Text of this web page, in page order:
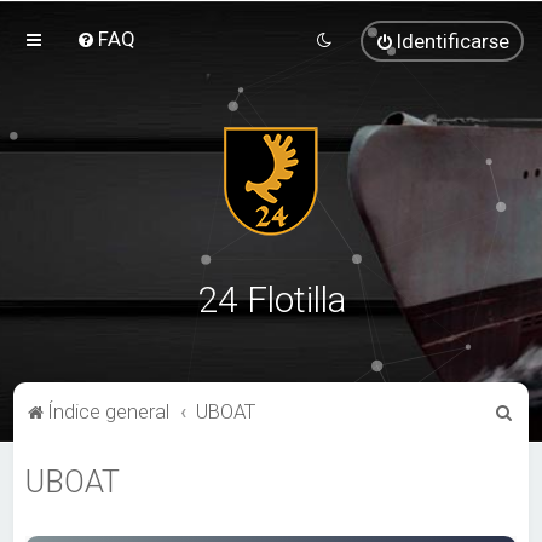
FAQ Identificarse
24 Flotilla
Índice general UBOAT
UBOAT